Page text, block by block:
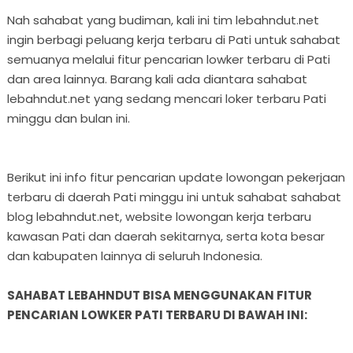
Nah sahabat yang budiman, kali ini tim lebahndut.net
ingin berbagi peluang kerja terbaru di Pati untuk sahabat
semuanya melalui fitur pencarian lowker terbaru di Pati
dan area lainnya. Barang kali ada diantara sahabat
lebahndut.net yang sedang mencari loker terbaru Pati
minggu dan bulan ini.
Berikut ini info fitur pencarian update lowongan pekerjaan
terbaru di daerah Pati minggu ini untuk sahabat sahabat
blog lebahndut.net, website lowongan kerja terbaru
kawasan Pati dan daerah sekitarnya, serta kota besar
dan kabupaten lainnya di seluruh Indonesia.
SAHABAT LEBAHNDUT BISA MENGGUNAKAN FITUR
PENCARIAN LOWKER PATI TERBARU DI BAWAH INI: